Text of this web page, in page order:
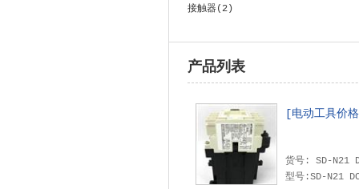
接触器(2)
产品列表
[电动工具价
型号:SD-N21